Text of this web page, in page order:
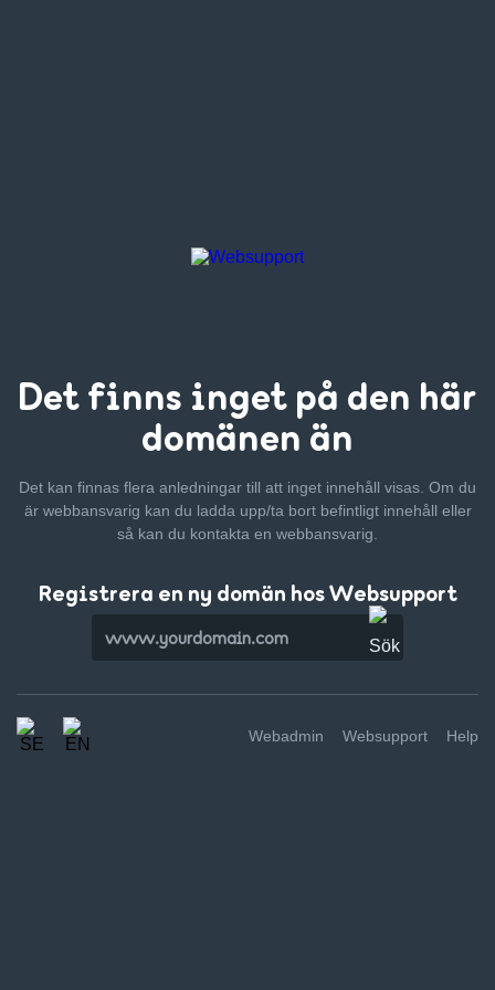
Det finns inget på den här
domänen än
Det kan finnas flera anledningar till att inget innehåll visas. Om du
är webbansvarig kan du ladda upp/ta bort befintligt innehåll eller
så kan du kontakta en webbansvarig.
Registrera en ny domän hos Websupport
Webadmin Websupport Help